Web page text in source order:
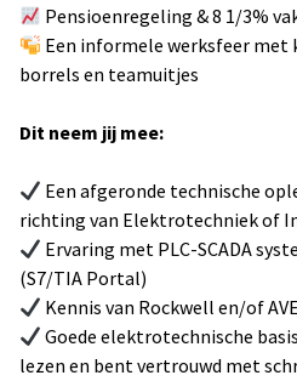
Pensioenregeling & 8 1/3%
Een informele werksfeer
borrels en teamuitjes
Dit neem jij mee:
Een afgeronde technische
richting van Elektrotechniek of
Ervaring met PLC-SCADA
(S7/TIA Portal)
Kennis van Rockwell en/of
Goede elektrotechnische
lezen en bent vertrouwd met